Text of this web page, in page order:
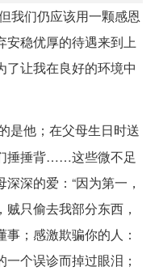
我们仍应该用一颗感恩
安稳优厚的待遇来到上
让我在良好的环境中
是他；在父母生日时送
捶捶背……这些微不足
深的爱：“因为第一，
只偷去我部分东西，
；感激欺骗你的人：
个误诊而掉过眼泪；